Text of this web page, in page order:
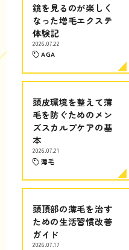
鏡を見るのが楽しく
なった増毛エクステ
体験記
2026.07.22
AGA
頭皮環境を整えて薄
毛を防ぐためのメン
ズスカルプケアの基
本
2026.07.21
薄毛
頭頂部の薄毛を治す
ための生活習慣改善
ガイド
2026.07.17